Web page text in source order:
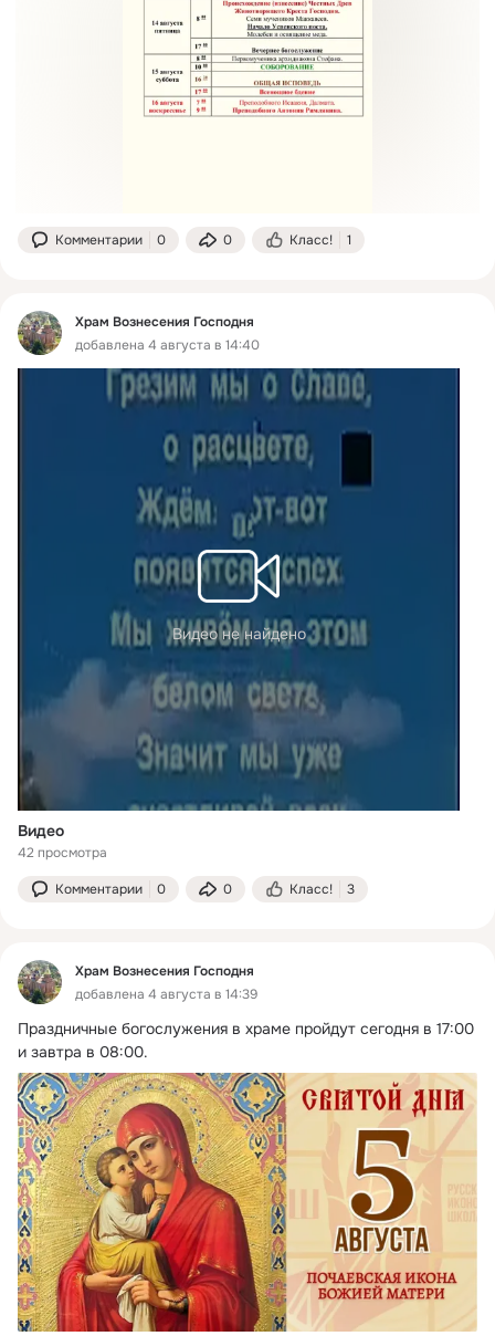
Комментарии 0 0 Класс! 1
Храм Вознесения Господня
добавлена 4 августа в 14:40
Видео не найдено
Видео
42 просмотра
Комментарии 0 0 Класс! 3
Храм Вознесения Господня
добавлена 4 августа в 14:39
Праздничные богослужения в храме пройдут сегодня в 17:00
и завтра в 08:00.